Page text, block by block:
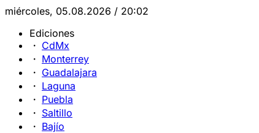
miércoles, 05.08.2026 / 20:02
Ediciones
CdMx
Monterrey
Guadalajara
Laguna
Puebla
Saltillo
Bajío